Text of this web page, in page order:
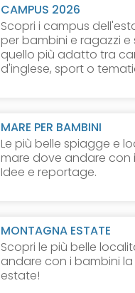
CAMPUS 2026
Scopri i campus
per bambini e ragazzi e
quello più adatto tra
d'inglese, sport o
MARE PER BAMBINI
Le più belle spiagge e
mare dove andare con
Idee e reportage.
MONTAGNA ESTATE
Scopri le più belle
andare con i bambini
estate!